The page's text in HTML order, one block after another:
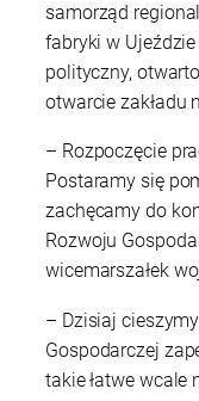
samorząd
fabryki w
polityczny,
otwarcie zakładu
– Rozpoczęcie
Postaramy się
zachęcamy do
Rozwoju
wicemarszałek
– Dzisiaj
Gospodarczej
takie łatwe wcale